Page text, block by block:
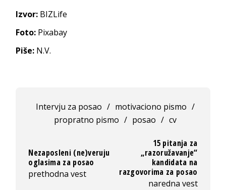
Izvor: BIZLife
Foto: Pixabay
Piše: N.V.
Intervju za posao / motivaciono pismo /
propratno pismo / posao / cv
Nezaposleni (ne)veruju
oglasima za posao
prethodna vest
15 pitanja za
„razoružavanje“
kandidata na
razgovorima za posao
naredna vest